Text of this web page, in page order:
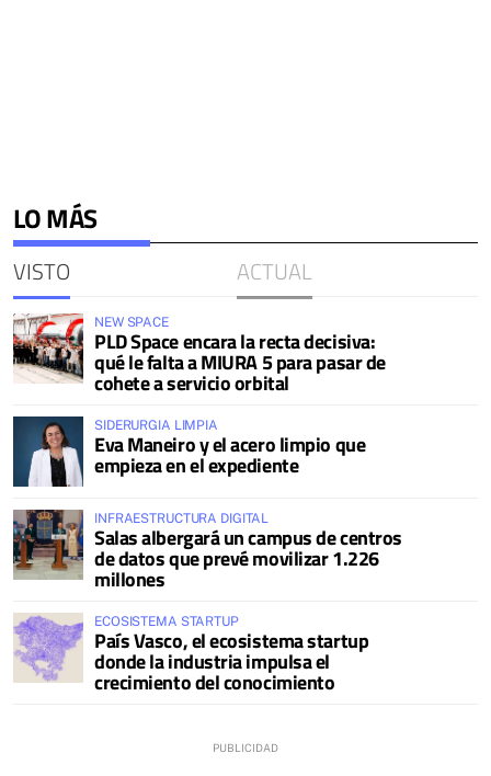
LO MÁS
VISTO ACTUAL
NEW SPACE
PLD Space encara la recta decisiva:
qué le falta a MIURA 5 para pasar de
cohete a servicio orbital
SIDERURGIA LIMPIA
Eva Maneiro y el acero limpio que
empieza en el expediente
INFRAESTRUCTURA DIGITAL
Salas albergará un campus de centros
de datos que prevé movilizar 1.226
millones
ECOSISTEMA STARTUP
País Vasco, el ecosistema startup
donde la industria impulsa el
crecimiento del conocimiento